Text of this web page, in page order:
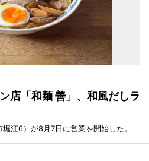
店「和麺 善」、和風だしラ
江6）が8月7日に営業を開始した。